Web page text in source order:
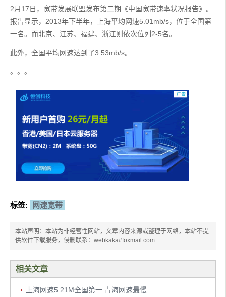
2月17日，宽带发展联盟发布第二期《中国宽带速率状况报告》。
报告显示，2013年下半年，上海平均网速5.01mb/s，位于全国第
一名。而北京、江苏、福建、浙江则依次位列2-5名。
此外，全国平均网速达到了3.53mb/s。
。。。
标签: 网速宽带
本站声明：本站为非经营性网站，文章内容来源或整理于网络，本站不提
供软件下载服务，侵删联系：webkaka#foxmail.com
相关文章
上海网速5.21M全国第一 青海网速最慢